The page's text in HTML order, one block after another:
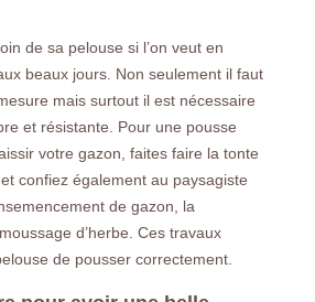
de sa pelouse si l’on veut en
beaux jours. Non seulement il faut
mais surtout il est nécessaire
et résistante. Pour une pousse
votre gazon, faites faire la tonte
confiez également au paysagiste
de gazon, la
d’herbe. Ces travaux
de pousser correctement.